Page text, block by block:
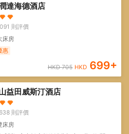
達海德酒店
則評價
床房
惠
HKD705 HKD 699+
益田威斯汀酒店
則評價
床房